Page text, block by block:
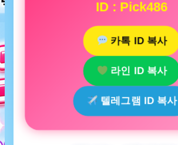
ID : Pick486
카톡 ID 복사
라인 ID 복사
텔레그램 ID 복사